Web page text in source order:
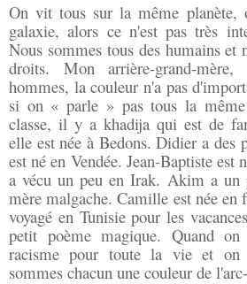
On vit tous sur la même planète,
galaxie, alors ce n'est pas très
Nous sommes tous des humains et
droits. Mon arrière-grand-
hommes, la couleur n'a pas
si on « parle » pas tous la
classe, il y a khadija qui est de
elle est née à Bedons. Didier a des
est né en Vendée. Jean-Baptiste
a vécu un peu en Irak. Akim a un
mère malgache. Camille est née en
voyagé en Tunisie pour les
petit poème magique. Quand
racisme pour toute la vie et on
sommes chacun une couleur de